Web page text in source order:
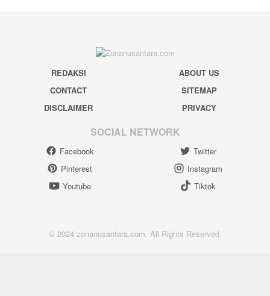
REDAKSI
ABOUT US
CONTACT
SITEMAP
DISCLAIMER
PRIVACY
SOCIAL NETWORK
Facebook
Twitter
Pinterest
Instagram
Youtube
Tiktok
© 2024 zonanusantara.com. All Rights Reserved.